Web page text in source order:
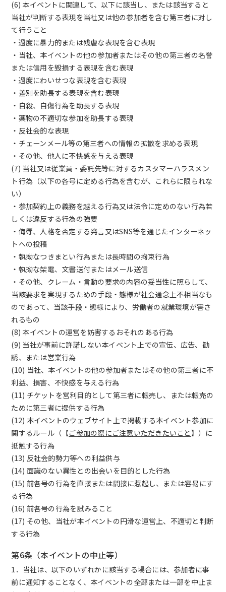
(6) 本イベントに関連して、以下に該当し、または該当すると
当社が判断する表現を当社又は他の参加者を含む第三者に対し
て行うこと
・過度に暴力的または残虐な表現を含む表現
・当社、本イベントの他の参加者またはその他の第三者の名誉
または信用を毀損する表現を含む表現
・過度にわいせつな表現を含む表現
・差別を助長する表現を含む表現
・自殺、自傷行為を助長する表現
・薬物の不適切な参加を助長する表現
・反社会的な表現
・チェーンメール等の第三者への情報の拡散を求める表現
・その他、他人に不快感を与える表現
(7) 当社又は従業員・委託先等に対するカスタマーハラスメン
ト行為（以下の各号に定める行為を含むが、これらに限られな
い）
・参加契約上の義務を越える行為又は法令に定めのない行為若
しくは違反する行為の強要
・侮辱、人格を否定する発言又はSNS等を通じたインターネッ
トへの投稿
・執拗なつきまとい行為または長時間の拘束行為
・執拗な架電、文書送付またはメール送信
・その他、クレーム・言動の要求の内容の妥当性に照らして、
当該要求を実現するための手段・態様が社会通念上不相当なも
のであって、当該手段・態様により、労働者の就業環境が害さ
れるもの
(8) 本イベントの運営を妨害するおそれのある行為
(9) 当社が事前に許諾しない本イベント上での宣伝、広告、勧
誘、または営業行為
(10) 当社、本イベントの他の参加者またはその他の第三者に不
利益、損害、不快感を与える行為
(11) チケットを営利目的として第三者に転売し、または転売の
ために第三者に提供する行為
(12) 本イベントのウェブサイト上で掲載する本イベント参加に
関するルール（【ご参加の際にご注意いただきたいこと】）に
抵触する行為
(13) 反社会的勢力等への利益供与
(14) 面識のない異性との出会いを目的とした行為
(15) 前各号の行為を直接または間接に惹起し、または容易にす
る行為
(16) 前各号の行為を試みること
(17) その他、当社が本イベントの円滑な運営上、不適切と判断
する行為
第6条（本イベントの中止等）
1．当社は、以下のいずれかに該当する場合には、参加者に事
前に通知することなく、本イベントの全部または一部を中止ま